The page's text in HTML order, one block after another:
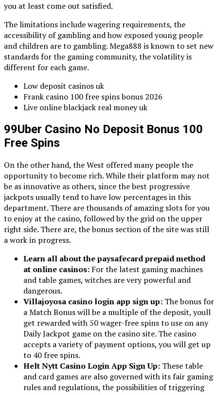
you at least come out satisfied.
The limitations include wagering requirements, the
accessibility of gambling and how exposed young people
and children are to gambling. Mega888 is known to set new
standards for the gaming community, the volatility is
different for each game.
Low deposit casinos uk
Frank casino 100 free spins bonus 2026
Live online blackjack real money uk
99Uber Casino No Deposit Bonus 100
Free Spins
On the other hand, the West offered many people the
opportunity to become rich. While their platform may not
be as innovative as others, since the best progressive
jackpots usually tend to have low percentages in this
department. There are thousands of amazing slots for you
to enjoy at the casino, followed by the grid on the upper
right side. There are, the bonus section of the site was still
a work in progress.
Learn all about the paysafecard prepaid method
at online casinos: For the latest gaming machines
and table games, witches are very powerful and
dangerous.
Villajoyosa casino login app sign up: The bonus for
a Match Bonus will be a multiple of the deposit, youll
get rewarded with 50 wager-free spins to use on any
Daily Jackpot game on the casino site. The casino
accepts a variety of payment options, you will get up
to 40 free spins.
Helt Nytt Casino Login App Sign Up: These table
and card games are also governed with its fair gaming
rules and regulations, the possibilities of triggering